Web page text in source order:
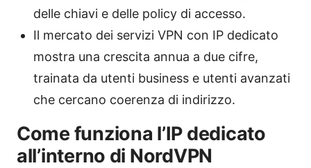
delle chiavi e delle policy di accesso.
Il mercato dei servizi VPN con IP dedicato
mostra una crescita annua a due cifre,
trainata da utenti business e utenti avanzati
che cercano coerenza di indirizzo.
Come funziona l’IP dedicato
all’interno di NordVPN